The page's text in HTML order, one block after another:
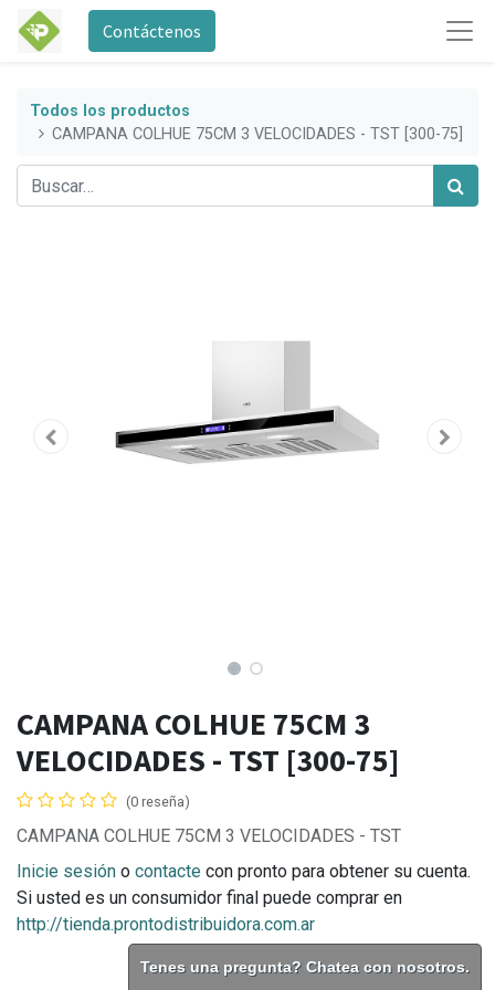
Contáctenos
Todos los productos
CAMPANA COLHUE 75CM 3 VELOCIDADES - TST [300-75]
CAMPANA COLHUE 75CM 3
VELOCIDADES - TST [300-75]
(0 reseña)
CAMPANA COLHUE 75CM 3 VELOCIDADES - TST
Inicie sesión o contacte con pronto para obtener su cuenta.
Si usted es un consumidor final puede comprar en
http://tienda.prontodistribuidora.com.ar
Tenes una pregunta? Chatea con nosotros.